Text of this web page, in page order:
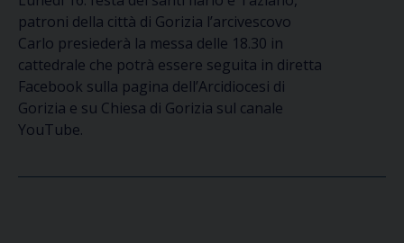
patroni della città di Gorizia l’arcivescovo
Carlo presiederà la messa delle 18.30 in
cattedrale che potrà essere seguita in diretta
Facebook sulla pagina dell’Arcidiocesi di
Gorizia e su Chiesa di Gorizia sul canale
YouTube.